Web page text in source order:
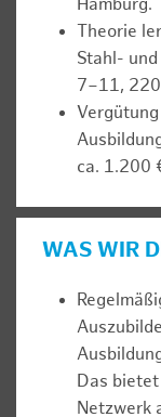
Hamburg.
Theorie
Stahl-
7–11,
ca. 1.200
WAS WIR
Das
Netzwerk